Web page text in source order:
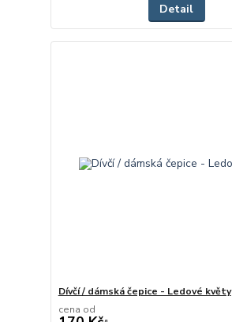
Detail
Dívčí / dámská čepice - Ledové květy
cena od